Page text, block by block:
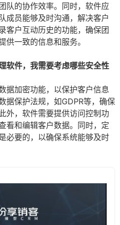
队的协作效率。同时，软件应
成员能够及时沟通，解决客户
客户互动历史的功能，确保团
供一致的信息和服务。
软件，我需要考虑哪些安全性
据加密功能，以保护客户信息
据保护法规，如GDPR等，确保
外，软件需要提供访问控制功
看和编辑客户数据。同时，定
必要的，以确保系统能够及时